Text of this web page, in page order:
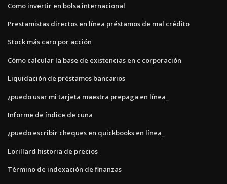
Como invertir en bolsa internacional
Prestamistas directos en línea préstamos de mal crédito
Stock más caro por acción
Cómo calcular la base de existencias en c corporación
Liquidación de préstamos bancarios
¿puedo usar mi tarjeta maestra prepaga en línea_
Informe de índice de cuna
¿puedo escribir cheques en quickbooks en línea_
Lorillard historia de precios
Término de indexación de finanzas